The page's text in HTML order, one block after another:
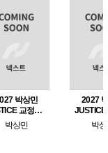
박상민
교정학 2
- 형사정책편
박상민
2027
단기완
출
박